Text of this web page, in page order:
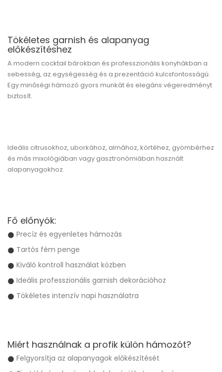
Tökéletes garnish és alapanyag
előkészítéshez
A modern cocktail bárokban és professzionális konyhákban a
sebesség, az egységesség és a prezentáció kulcsfontosságú.
Egy minőségi hámozó gyors munkát és elegáns végeredményt
biztosít.
Ideális citrusokhoz, uborkához, almához, körtéhez, gyömbérhez
és más mixológiában vagy gasztronómiában használt
alapanyagokhoz.
Fő előnyök:
Precíz és egyenletes hámozás
Tartós fém penge
Kiváló kontroll használat közben
Ideális professzionális garnish dekorációhoz
Tökéletes intenzív napi használatra
Miért használnak a profik külön hámozót?
Felgyorsítja az alapanyagok előkészítését